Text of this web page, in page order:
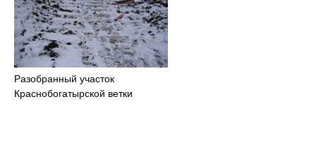
Разобранный участок
Краснобогатырской ветки